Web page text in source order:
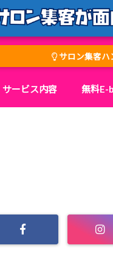
サロン集客ハ
サービス内容 無料E-